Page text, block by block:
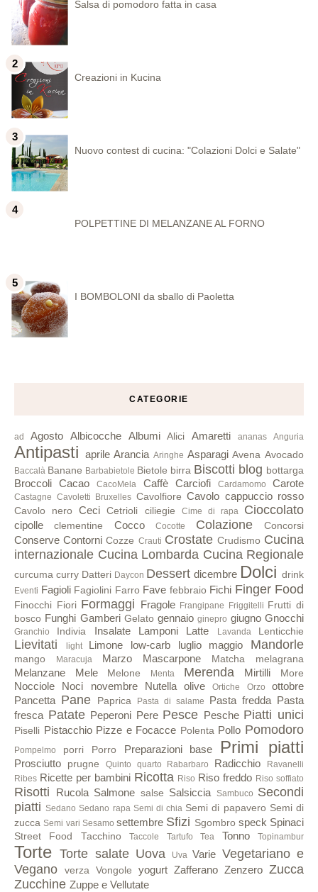
Salsa di pomodoro fatta in casa
Creazioni in Kucina
Nuovo contest di cucina: "Colazioni Dolci e Salate"
POLPETTINE DI MELANZANE AL FORNO
I BOMBOLONI da sballo di Paoletta
CATEGORIE
ad Agosto Albicocche Albumi Alici Amaretti ananas Anguria
Antipasti aprile Arancia Aringhe Asparagi Avena Avocado
Baccalà Banane Barbabietole Bietole birra Biscotti blog bottarga
Broccoli Cacao CacoMela Caffè Carciofi Cardamomo Carote
Castagne Cavoletti Bruxelles Cavolfiore Cavolo cappuccio rosso
Cavolo nero Ceci Cetrioli ciliegie Cime di rapa Cioccolato
cipolle clementine Cocco Cocotte Colazione Concorsi
Conserve Contorni Cozze Crauti Crostate Crudismo Cucina
internazionale Cucina Lombarda Cucina Regionale
curcuma curry Datteri Daycon Dessert dicembre Dolci drink
Eventi Fagioli Fagiolini Farro Fave febbraio Fichi Finger Food
Finocchi Fiori Formaggi Fragole Frangipane Friggitelli Frutti di
bosco Funghi Gamberi Gelato gennaio ginepro giugno Gnocchi
Granchio Indivia Insalate Lamponi Latte Lavanda Lenticchie
Lievitati light Limone low-carb luglio maggio Mandorle
mango Maracuja Marzo Mascarpone Matcha melagrana
Melanzane Mele Melone Menta Merenda Mirtilli More
Nocciole Noci novembre Nutella olive Ortiche Orzo
ottobre
Pancetta Pane Paprica Pasta di salame Pasta fredda Pasta
fresca Patate Peperoni Pere Pesce Pesche Piatti unici
Piselli Pistacchio Pizze e Focacce Polenta Pollo Pomodoro
Pompelmo porri Porro Preparazioni base Primi piatti
Prosciutto prugne Quinto quarto Rabarbaro Radicchio
Ravanelli
Ribes Ricette per bambini Ricotta Riso Riso freddo Riso soffiato
Risotti Rucola Salmone salse Salsiccia Sambuco Secondi
piatti Sedano Sedano rapa Semi di chia Semi di papavero Semi di
zucca Semi vari Sesamo settembre Sfizi Sgombro speck Spinaci
Street Food Tacchino Taccole Tartufo Tea Tonno Topinambur
Torte Torte salate Uova Uva Varie Vegetariano e
Vegano
verza Vongole yogurt Zafferano Zenzero Zucca
Zucchine Zuppe e Vellutate